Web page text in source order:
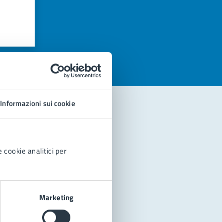
Informazioni sui cookie
cookie analitici per
Marketing